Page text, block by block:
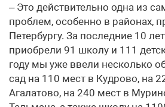
– Это действительно одна из
проблем, особенно в районах,
Петербургу. За последние 10
приобрели 91 школу и 111
году мы уже ввели несколько
сад на 110 мест в Кудрово, на
Агалатово, на 240 мест в